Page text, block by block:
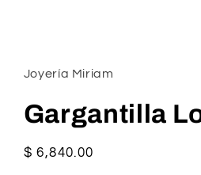
en
ventana
modal
Joyería Miriam
Gargantilla
Precio
$ 6,840.00